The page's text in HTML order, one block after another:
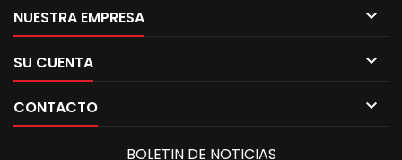
NUESTRA EMPRESA 
SU CUENTA 
CONTACTO 
BOLETIN DE NOTICIAS